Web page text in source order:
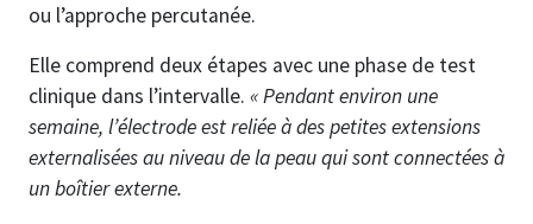
ou l’approche percutanée.
Elle comprend deux étapes avec une phase de test
clinique dans l’intervalle. « Pendant environ une
semaine, l’électrode est reliée à des petites extensions
externalisées au niveau de la peau qui sont connectées à
un boîtier externe.